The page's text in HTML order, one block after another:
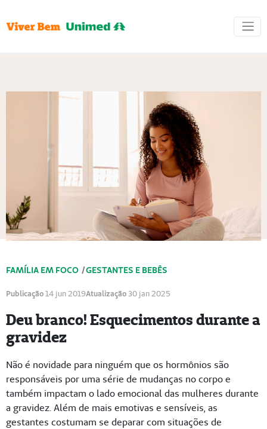
FAMÍLIA EM FOCO /GESTANTES E BEBÊS
Publicação14 jun 2019Atualização30 jan 2025
Deu branco! Esquecimentos durante a
gravidez
Não é novidade para ninguém que os hormônios são
responsáveis por uma série de mudanças no corpo e
também impactam o lado emocional das mulheres durante
a gravidez. Além de mais emotivas e sensíveis, as
gestantes costumam se deparar com situações de